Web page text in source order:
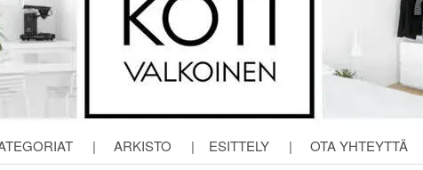
| ARKISTO | ESITTELY | OTA YHTEYTTÄ